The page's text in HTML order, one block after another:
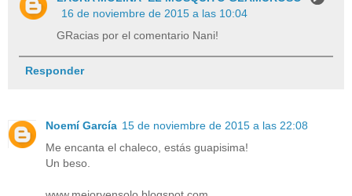
16 de noviembre de 2015 a las 10:04
GRacias por el comentario Nani!
Responder
Noemí García 15 de noviembre de 2015 a las 22:08
Me encanta el chaleco, estás guapisima!
Un beso.